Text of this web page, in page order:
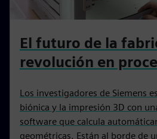
El futuro de la
revolución en
Los investigadores de Siemens
biónica y la impresión 3D con
software que calcula
geométricas. Están al borde de